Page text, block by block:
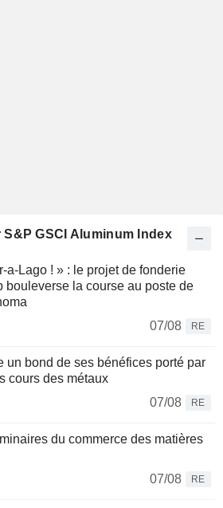
GSCI Aluminum Index
a-Lago ! » : le projet de fonderie
bouleverse la course au poste de
07/08
RE
un bond de ses bénéfices porté par
cours des métaux
07/08
RE
du commerce des matières
07/08
RE